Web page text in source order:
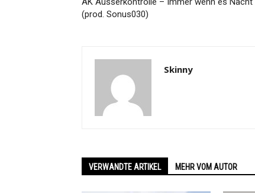
(prod. Sonus030)
Skinny
VERWANDTE ARTIKEL MEHR VOM AUTOR